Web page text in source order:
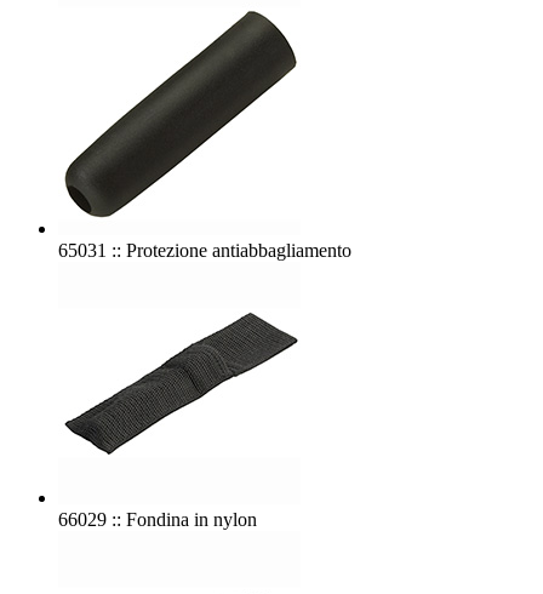
65031 :: Protezione antiabbagliamento
66029 :: Fondina in nylon